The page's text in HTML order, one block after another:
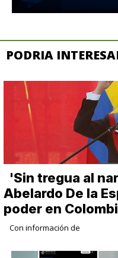
PODRIA
​'Sin tregua al
Abelardo De la
poder en
Con información de